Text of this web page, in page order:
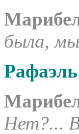
была, мы
Нет?...